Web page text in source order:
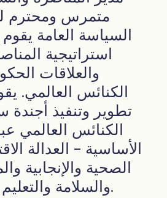
متمرس ومحترم
السياسة العامة
استراتيجية
والعلاقات
الكنائس العالمي.
تطوير وتنفيذ
الكنائس العالمي
الأساسية - العدالة
الصحية والإنجابية
والسلامة والتعليم والعدالة البيئية.